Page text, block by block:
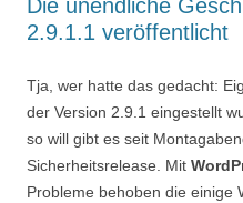
Die unendliche
2.9.1.1 veröffentlicht
Tja, wer hatte das gedacht:
der Version 2.9.1 eingestellt
so will gibt es seit
Sicherheitsrelease. Mit
Probleme behoben die einige